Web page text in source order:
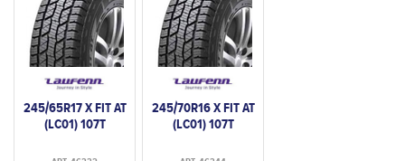
245/65R17 X FIT AT
(LC01) 107T
245/70R16 X FIT AT
(LC01) 107T